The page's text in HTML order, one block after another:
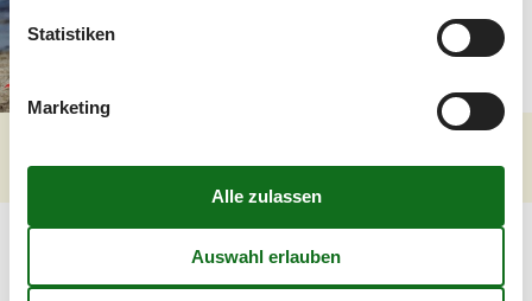
Bredfjed: Strandzeit und
Ferienhaus
Statistiken
Marketing